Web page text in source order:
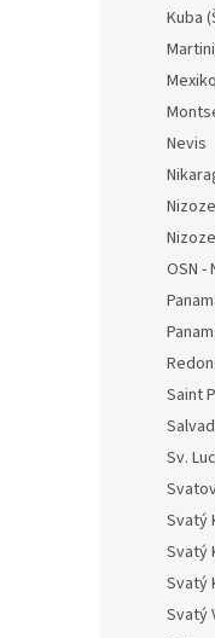
Kuba
Mexiko
Nevis
OSN -
Saint
Sv.
Svatý
Svatý
Svatý
Svatý